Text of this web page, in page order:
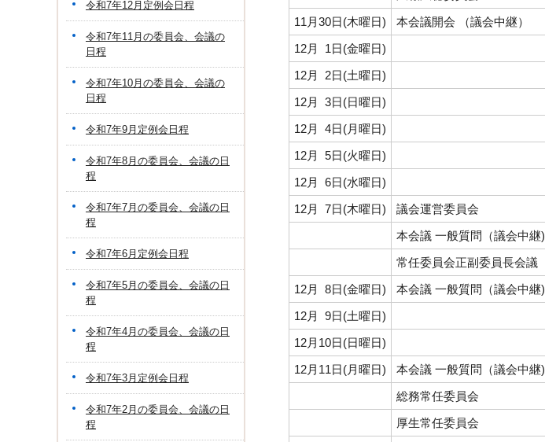
11月30日(木曜日)
本会議開会 （議会中継）
12月 1日(金曜日)
12月 2日(土曜日)
12月 3日(日曜日)
12月 4日(月曜日)
12月 5日(火曜日)
12月 6日(水曜日)
12月 7日(木曜日)
議会運営委員会
本会議 一般質問（議会中継)
常任委員会正副委員長会議
12月 8日(金曜日)
本会議 一般質問（議会中継)
12月 9日(土曜日)
12月10日(日曜日)
12月11日(月曜日)
本会議 一般質問（議会中継)
総務常任委員会
厚生常任委員会
令和7年12月定例会日程
令和7年11月の委員会、会議の
日程
令和7年10月の委員会、会議の
日程
令和7年9月定例会日程
令和7年8月の委員会、会議の日
程
令和7年7月の委員会、会議の日
程
令和7年6月定例会日程
令和7年5月の委員会、会議の日
程
令和7年4月の委員会、会議の日
程
令和7年3月定例会日程
令和7年2月の委員会、会議の日
程